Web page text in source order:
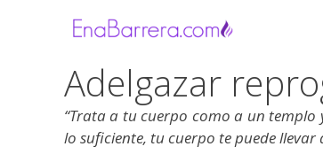
Adelgazar
“Trata a tu cuerpo como a un templo
lo suficiente, tu cuerpo te puede